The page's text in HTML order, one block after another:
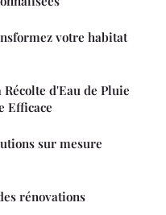
votre habitat
d'Eau de Pluie
Efficace
sur mesure
rénovations